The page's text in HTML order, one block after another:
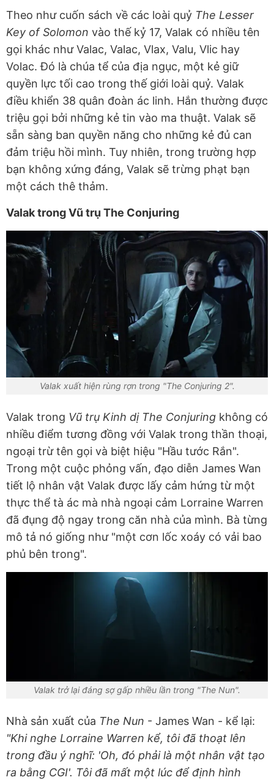
Theo như cuốn sách về các loài quỷ The Lesser
Key of Solomon vào thế kỷ 17, Valak có nhiều tên
gọi khác như Valac, Valac, Vlax, Valu, Vlic hay
Volac. Đó là chúa tể của địa ngục, một kẻ giữ
quyền lực tối cao trong thế giới loài quỷ. Valak
điều khiển 38 quân đoàn ác linh. Hắn thường được
triệu gọi bởi những kẻ tin vào ma thuật. Valak sẽ
sẵn sàng ban quyền năng cho những kẻ đủ can
đảm triệu hồi mình. Tuy nhiên, trong trường hợp
bạn không xứng đáng, Valak sẽ trừng phạt bạn
một cách thê thảm.
Valak trong Vũ trụ The Conjuring
Valak xuất hiện rùng rợn trong "The Conjuring 2".
Valak trong Vũ trụ Kinh dị The Conjuring không có
nhiều điểm tương đồng với Valak trong thần thoại,
ngoại trừ tên gọi và biệt hiệu "Hầu tước Rắn".
Trong một cuộc phỏng vấn, đạo diễn James Wan
tiết lộ nhân vật Valak được lấy cảm hứng từ một
thực thể tà ác mà nhà ngoại cảm Lorraine Warren
đã đụng độ ngay trong căn nhà của mình. Bà từng
mô tả nó giống như "một cơn lốc xoáy có vải bao
phủ bên trong".
Valak trở lại đáng sợ gấp nhiều lần trong "The Nun".
Nhà sản xuất của The Nun - James Wan - kể lại:
"Khi nghe Lorraine Warren kể, tôi đã thoạt lên
trong đầu ý nghĩ: 'Oh, đó phải là một nhân vật tạo
ra bằng CGI'. Tôi đã mất một lúc để định hình